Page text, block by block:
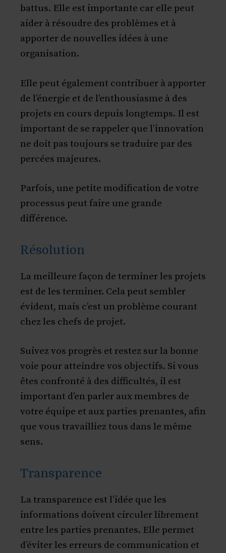
battus. Elle est importante car elle peut
aider à résoudre des problèmes et à
apporter de nouvelles idées à une
organisation.
Elle peut également contribuer à apporter
de l’énergie et de l’enthousiasme à des
projets en cours depuis longtemps. Il est
important de se rappeler que l’innovation
ne doit pas toujours se traduire par des
percées majeures.
Parfois, une petite modification de votre
processus peut faire une grande
différence.
Résolution
La meilleure façon de terminer les projets
est de les terminer. Cela peut sembler
évident, mais c’est un problème courant
chez les chefs de projet.
Suivez vos progrès et restez sur la bonne
voie pour atteindre vos objectifs. Si vous
êtes confronté à des difficultés, il est
important d’en parler aux membres de
votre équipe et aux parties prenantes, afin
que vous travailliez tous dans le même
sens.
Transparence
La transparence est l’idée que les
informations doivent circuler librement
entre les parties prenantes. Elle permet
d’éviter les erreurs de communication et